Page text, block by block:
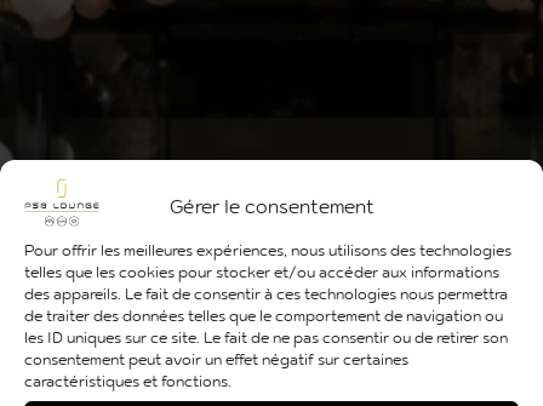
Gérer le consentement
Pour offrir les meilleures expériences, nous utilisons des technologies
telles que les cookies pour stocker et/ou accéder aux informations
des appareils. Le fait de consentir à ces technologies nous permettra
de traiter des données telles que le comportement de navigation ou
les ID uniques sur ce site. Le fait de ne pas consentir ou de retirer son
consentement peut avoir un effet négatif sur certaines
caractéristiques et fonctions.